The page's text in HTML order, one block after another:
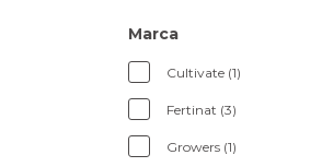
Marca
Cultivate (1)
Fertinat (3)
Growers (1)